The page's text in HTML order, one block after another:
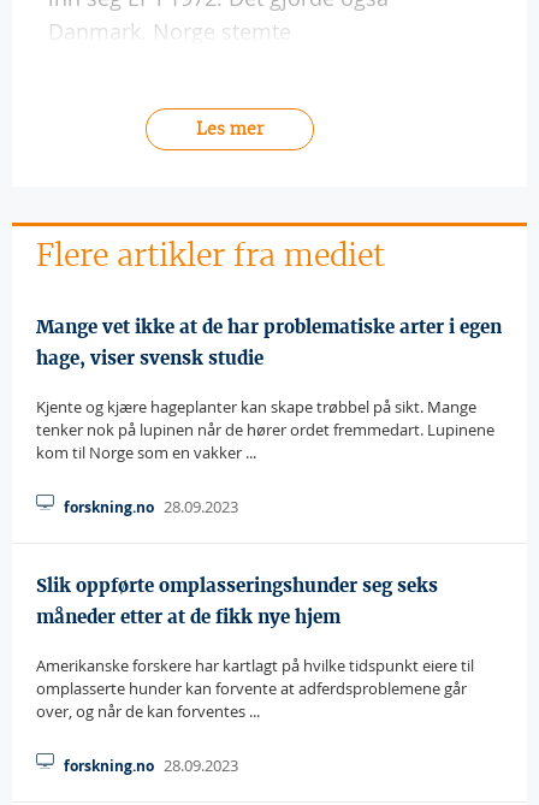
Danmark. Norge stemte
Les mer
Flere artikler fra mediet
Mange vet ikke at de har problematiske arter i egen
hage, viser svensk studie
Kjente og kjære hageplanter kan skape trøbbel på sikt. Mange
tenker nok på lupinen når de hører ordet fremmedart. Lupinene
kom til Norge som en vakker ...
forskning.no 28.09.2023
Slik oppførte omplasseringshunder seg seks
måneder etter at de fikk nye hjem
Amerikanske forskere har kartlagt på hvilke tidspunkt eiere til
omplasserte hunder kan forvente at adferdsproblemene går
over, og når de kan forventes ...
forskning.no 28.09.2023